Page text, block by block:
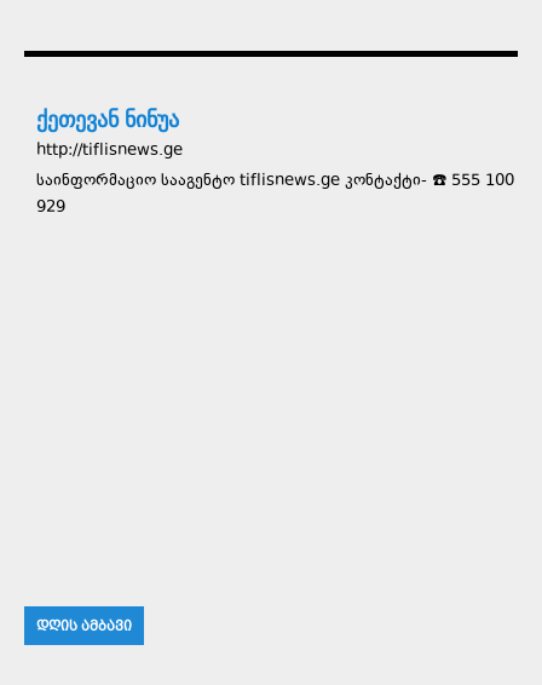
ქეთევან ნინუა
http://tiflisnews.ge
საინფორმაციო სააგენტო tiflisnews.ge კონტაქტი- ☎️ 555 100
929
ᲓᲦᲘᲡ ᲐᲛᲑᲐᲕᲘ